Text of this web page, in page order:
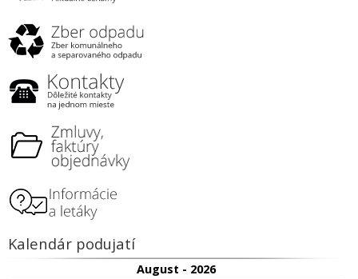
Kalendár podujatí
August - 2026